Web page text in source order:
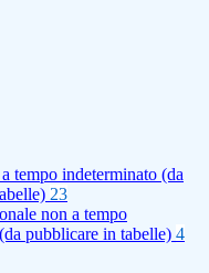
tempo indeterminato (da
23
non a tempo
pubblicare in tabelle) 4